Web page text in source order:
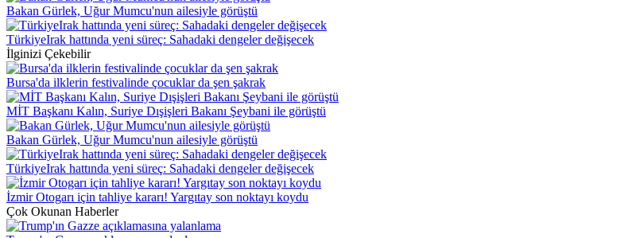
Bakan Gürlek, Uğur Mumcu'nun ailesiyle görüştü
TürkiyeIrak hattında yeni süreç: Sahadaki dengeler değişecek
İlginizi Çekebilir
Bursa'da ilklerin festivalinde çocuklar da şen şakrak
MİT Başkanı Kalın, Suriye Dışişleri Bakanı Şeybani ile görüştü
Bakan Gürlek, Uğur Mumcu'nun ailesiyle görüştü
TürkiyeIrak hattında yeni süreç: Sahadaki dengeler değişecek
İzmir Otogarı için tahliye kararı! Yargıtay son noktayı koydu
Çok Okunan Haberler